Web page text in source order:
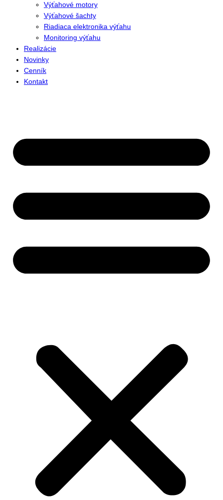
Výťahové motory
Výťahové šachty
Riadiaca elektronika výťahu
Monitoring výťahu
Realizácie
Novinky
Cenník
Kontakt